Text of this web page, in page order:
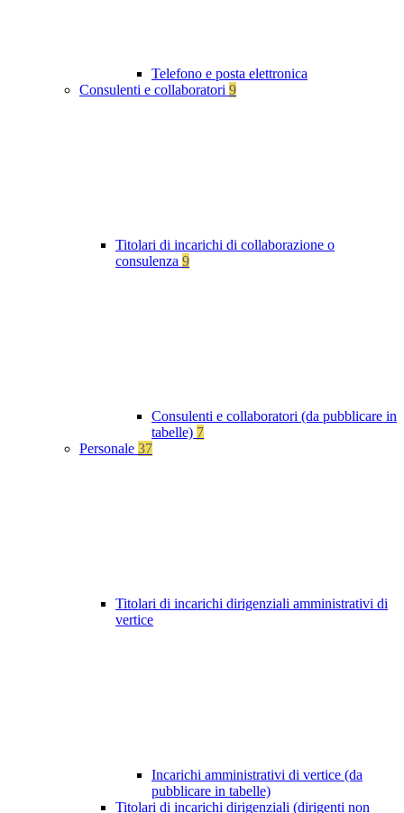
Telefono e posta elettronica
Consulenti e collaboratori 9
Titolari di incarichi di collaborazione o
consulenza 9
Consulenti e collaboratori (da pubblicare in
tabelle) 7
Personale 37
Titolari di incarichi dirigenziali amministrativi di
vertice
Incarichi amministrativi di vertice (da
pubblicare in tabelle)
Titolari di incarichi dirigenziali (dirigenti non